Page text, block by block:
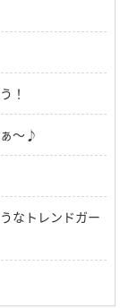
！
～♪
なトレンドガー